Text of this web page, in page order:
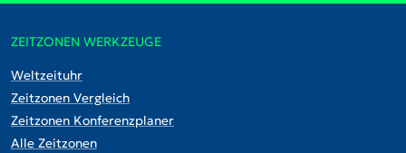
ZEITZONEN WERKZEUGE
Weltzeituhr
Zeitzonen Vergleich
Zeitzonen Konferenzplaner
Alle Zeitzonen